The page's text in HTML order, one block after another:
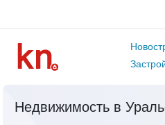
Недвижимость в